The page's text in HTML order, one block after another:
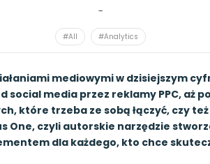
-
#All #Analytics
mediowymi w dzisiejszym
social media przez reklamy PPC, aż
które trzeba ze sobą łączyć, czy
One, czyli autorskie narzędzie
dla każdego, kto chce